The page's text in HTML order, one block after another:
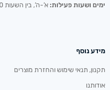
ימים ושעות פעילות: א’-ה’, בין השעות 08:30-16:30
מידע נוסף
תקנון, תנאי שימוש והחזרת מוצרים
אודותנו